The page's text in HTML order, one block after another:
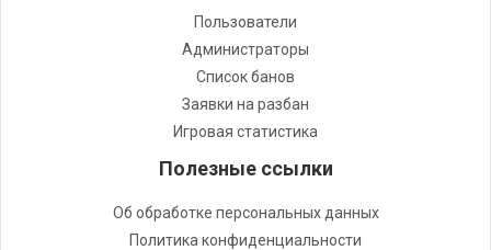
Пользователи
Администраторы
Список банов
Заявки на разбан
Игровая статистика
Полезные ссылки
Об обработке персональных данных
Политика конфиденциальности